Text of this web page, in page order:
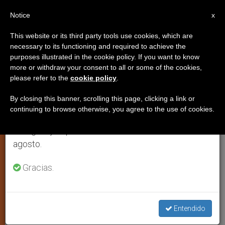
Continúan las presiones a favor
del suicidio asistido
compasión
JULIO 13, 2008 00:00
a s c i a
×
Aviso importante
Del 27 de julio al 7 de agosto haremos la pausa
anual, aprovechando que en el periodo de verano
se generan menos informaciones y también el
agosto.
Gracias.
Entendido
x
Notice
This website or its third party tools use cookies, which are
necessary to its functioning and required to achieve the
purposes illustrated in the cookie policy. If you want to know
more or withdraw your consent to all or some of the cookies,
please refer to the cookie policy
By closing this banner, scrolling this page, clicking a link or
continuing to browse otherwise, you agree to the use of cookies.